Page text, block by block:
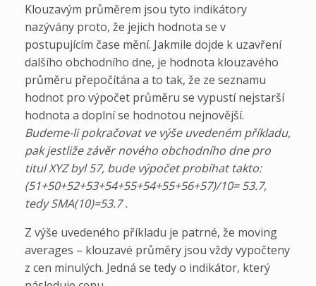
Klouzavým průměrem jsou tyto indikátory
nazývány proto, že jejich hodnota se v
postupujícím čase mění. Jakmile dojde k uzavření
dalšího obchodního dne, je hodnota klouzavého
průměru přepočítána a to tak, že ze seznamu
hodnot pro výpočet průměru se vypustí nejstarší
hodnota a doplní se hodnotou nejnovější.
Budeme-li pokračovat ve výše uvedeném příkladu,
pak jestliže závěr nového obchodního dne pro
titul XYZ byl 57, bude výpočet probíhat takto:
(51+50+52+53+54+55+54+55+56+57)/10= 53.7,
tedy SMA(10)=53.7 .
Z výše uvedeného příkladu je patrné, že moving
averages – klouzavé průměry jsou vždy vypočteny
z cen minulých. Jedná se tedy o indikátor, který